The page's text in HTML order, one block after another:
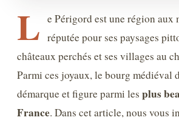
L e Périgord est une région aux
réputée pour ses paysages
châteaux perchés et ses villages au
Parmi ces joyaux, le bourg médiéval
démarque et figure parmi les plus
France. Dans cet article, nous vous